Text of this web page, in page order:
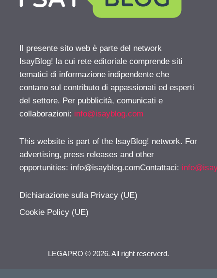
Il presente sito web è parte del network
IsayBlog! la cui rete editoriale comprende siti
tematici di informazione indipendente che
contano sul contributo di appassionati ed esperti
del settore. Per pubblicità, comunicati e
collaborazioni: info@isayblog.com
This website is part of the IsayBlog! network. For
advertising, press releases and other
opportunities: info@isayblog.comContattaci:
Dichiarazione sulla Privacy (UE)
Cookie Policy (UE)
LEGAPRO © 2026. All right reserverd.